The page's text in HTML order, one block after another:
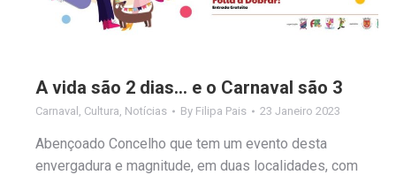
A vida são 2 dias… e o Carnaval são 3
Carnaval Cultura Notícias By Filipa Pais 23 Janeiro 2023
Abençoado Concelho que tem um evento desta
envergadura e magnitude, em duas localidades, com